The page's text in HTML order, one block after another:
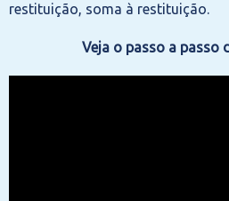
restituição, soma à restituição.
Veja o passo a passo